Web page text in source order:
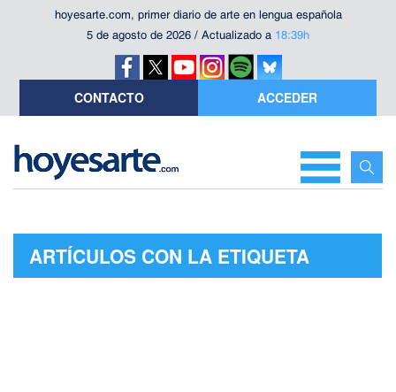
hoyesarte.com, primer diario de arte en lengua española
5 de agosto de 2026 / Actualizado a 18:39h
CONTACTO ACCEDER
ARTÍCULOS CON LA ETIQUETA